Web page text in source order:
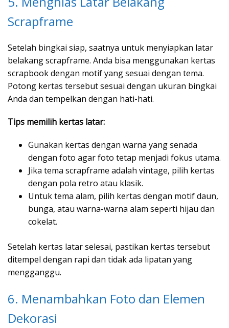
Scrapframe
Setelah bingkai siap, saatnya untuk menyiapkan latar
belakang scrapframe. Anda bisa menggunakan kertas
scrapbook dengan motif yang sesuai dengan tema.
Potong kertas tersebut sesuai dengan ukuran bingkai
Anda dan tempelkan dengan hati-hati.
Tips memilih kertas latar:
Gunakan kertas dengan warna yang senada
dengan foto agar foto tetap menjadi fokus utama.
Jika tema scrapframe adalah vintage, pilih kertas
dengan pola retro atau klasik.
Untuk tema alam, pilih kertas dengan motif daun,
bunga, atau warna-warna alam seperti hijau dan
cokelat.
Setelah kertas latar selesai, pastikan kertas tersebut
ditempel dengan rapi dan tidak ada lipatan yang
mengganggu.
6. Menambahkan Foto dan Elemen
Dekorasi